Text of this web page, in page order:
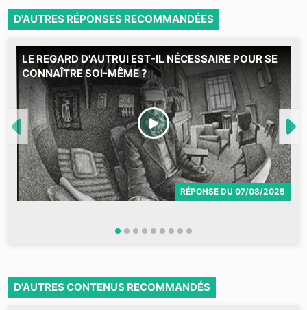
D'AUTRES RÉPONSES RECOMMANDÉES
LE REGARD D'AUTRUI EST-IL NÉCESSAIRE POUR SE
CONNAÎTRE SOI-MÊME ?
RÉPONSE DU 07/08/2025
D'AUTRES CONTENUS RECOMMANDÉS